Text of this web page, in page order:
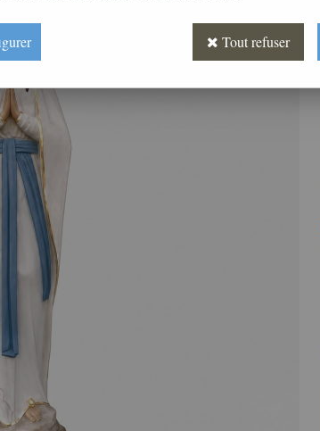
Tout refuser